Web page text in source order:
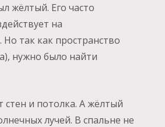
жёлтый. Его часто
на
так как пространство
нужно было найти
стен и потолка. А жёлтый
лучей. В спальне не